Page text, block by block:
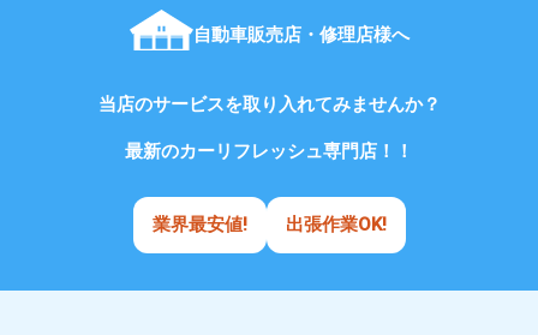
自動車販売店・修理店様へ
当店のサービスを取り入れてみませんか？
最新のカーリフレッシュ専門店！！
業界最安値! 出張作業OK!